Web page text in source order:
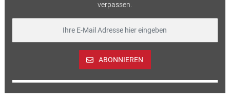
verpassen.
ABONNIEREN